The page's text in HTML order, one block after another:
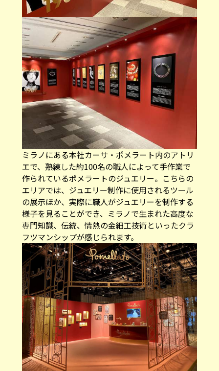
ミラノにある本社カーサ・ポメラート内のアトリ
エで、熟練した約100名の職人によって手作業で
作られているポメラートのジュエリー。こちらの
エリアでは、ジュエリー制作に使用されるツール
の展示ほか、実際に職人がジュエリーを制作する
様子を見ることができ、ミラノで生まれた高度な
専門知識、伝統、情熱の金細工技術といったクラ
フツマンシップが感じられます。